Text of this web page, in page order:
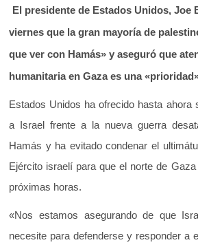
El presidente de Estados Unidos, Joe
viernes que la gran mayoría de
que ver con Hamás» y aseguró que
humanitaria en Gaza es una
Estados Unidos ha ofrecido hasta ahora
a Israel frente a la nueva guerra
Hamás y ha evitado condenar el
Ejército israelí para que el norte de
próximas horas.
«Nos estamos asegurando de que
necesite para defenderse y responder a